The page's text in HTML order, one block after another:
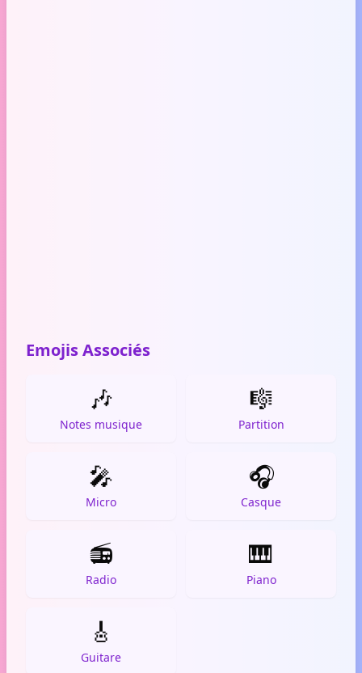
Emojis Associés
🎶
Notes musique
🎼
Partition
🎤
Micro
🎧
Casque
📻
Radio
🎹
Piano
🎸
Guitare